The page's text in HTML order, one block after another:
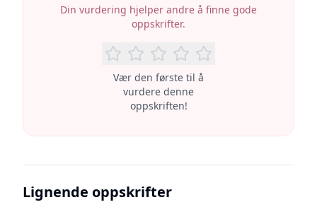
Din vurdering hjelper andre å finne gode
oppskrifter.
Vær den første til å
vurdere denne
oppskriften!
Lignende oppskrifter